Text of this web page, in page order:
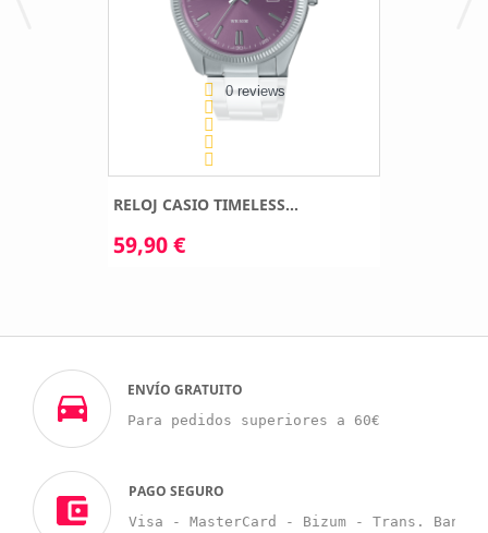
0 reviews
RELOJ CASIO TIMELESS...
59,90 €
ENVÍO GRATUITO
Para pedidos superiores a 60€
PAGO SEGURO
Visa - MasterCard - Bizum - Trans.